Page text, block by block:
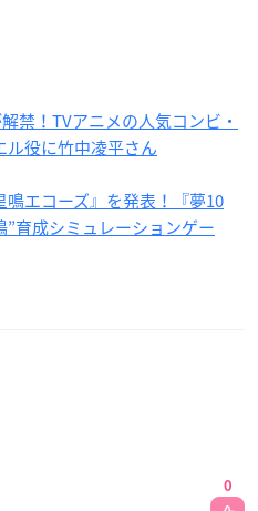
禁！TVアニメの人気コンビ・
ル役に竹中凌平さん
エコーズ』を発表！『夢10
育成シミュレーションゲー
0